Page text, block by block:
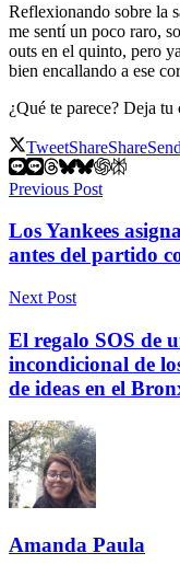
Reflexionando sobre la
me sentí un poco raro,
outs en el quinto, pero
bien encallando a ese
¿Qué te parece? Deja
TweetShareShareSend
Previous Post
Los Yankees
antes del partido
Next Post
El regalo SOS de
incondicional de
de ideas en el
Amanda Paula